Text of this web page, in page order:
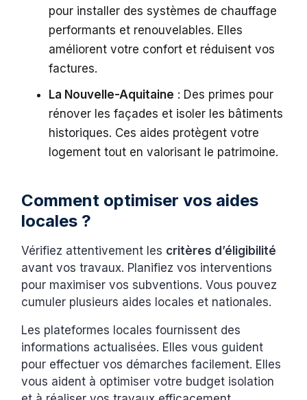
pour installer des systèmes de chauffage
performants et renouvelables. Elles
améliorent votre confort et réduisent vos
factures.
La Nouvelle-Aquitaine : Des primes pour
rénover les façades et isoler les bâtiments
historiques. Ces aides protègent votre
logement tout en valorisant le patrimoine.
Comment optimiser vos aides
locales ?
Vérifiez attentivement les critères d’éligibilité
avant vos travaux. Planifiez vos interventions
pour maximiser vos subventions. Vous pouvez
cumuler plusieurs aides locales et nationales.
Les plateformes locales fournissent des
informations actualisées. Elles vous guident
pour effectuer vos démarches facilement. Elles
vous aident à optimiser votre budget isolation